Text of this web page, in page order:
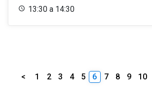
13:30 a 14:30
< 1 2 3 4 5 6 7 8 9 10